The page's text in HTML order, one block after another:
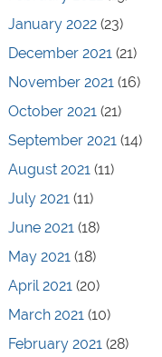
January 2022 (23)
December 2021 (21)
November 2021 (16)
October 2021 (21)
September 2021 (14)
August 2021 (11)
July 2021 (11)
June 2021 (18)
May 2021 (18)
April 2021 (20)
March 2021 (10)
February 2021 (28)